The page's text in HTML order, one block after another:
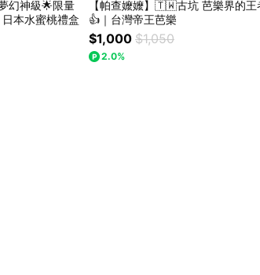
本水蜜桃禮盒
【帕查嬤嬤】🇹🇼古坑 芭樂界的王
👍｜台灣帝王芭樂
$1,000 $1,050
2.0%